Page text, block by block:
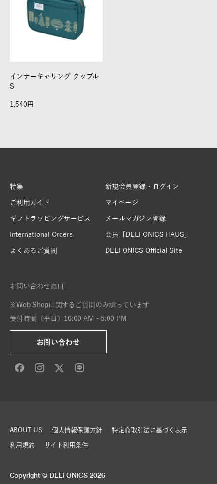
インナーキャリング クッブル
S
1,540
特集
ご利用ガイド
ギフトラッピングサービス
International Orders
よくあるご質問
新規会員登録・ログイン
マイページ
メールマガジン登録
会員「DELFONICS HAUS」
DELFONICS Official Site
お問い合わせ窓口
※Web Shopに関するご質問のみ承っています
受付時間（平日）10:00 AM - 5:00 PM
お問い合わせ
ABOUT US 個人情報保護方針 特定商取引法に基づく表示
利用規約 サイト利用条件
Copyright © DELFONICS 2026